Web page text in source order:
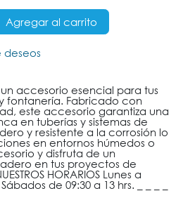
Agregar al carrito
deseos
un accesorio esencial para tus
fontanería. Fabricado con
este accesorio garantiza una
en tuberías y sistemas de
y resistente a la corrosión lo
en entornos húmedos o
y disfruta de un
en tus proyectos de
HORARIOS Lunes a
de 09:30 a 13 hrs. _ _ _ _